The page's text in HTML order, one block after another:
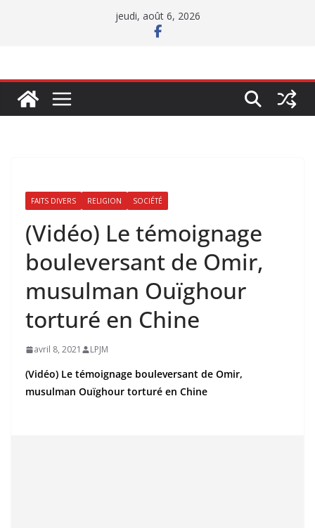
jeudi, août 6, 2026
FAITS DIVERS RELIGION SOCIÉTÉ
(Vidéo) Le témoignage
bouleversant de Omir,
musulman Ouïghour
torturé en Chine
avril 8, 2021 LPJM
(Vidéo) Le témoignage bouleversant de Omir,
musulman Ouïghour torturé en Chine